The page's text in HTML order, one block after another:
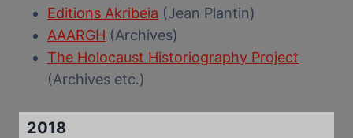
Editions Akribeia (Jean Plantin)
AAARGH (Archives)
The Holocaust Historiography Project
(Archives etc.)
2018